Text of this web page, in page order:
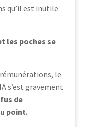
qu’il est inutile
les poches se
le
s’est gravement
de
point.